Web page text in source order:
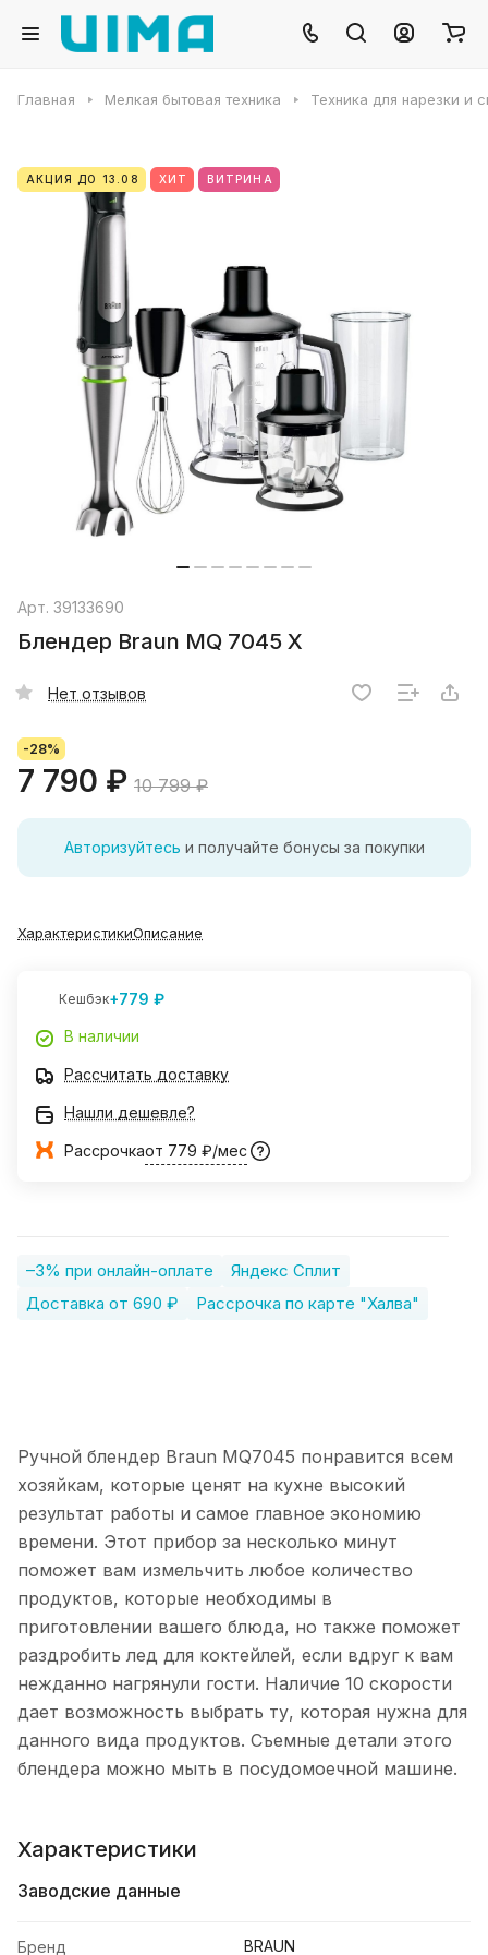
Главная Мелкая бытовая техника Техника для нарезки и
АКЦИЯ ДО 13.08 ХИТ ВИТРИНА
Арт. 39133690
Блендер Braun MQ 7045 X
Нет отзывов
-28%
7 790 ₽ 10 799 ₽
Авторизуйтесь и получайте бонусы за покупки
ХарактеристикиОписание
Кешбэк+779 ₽
В наличии
Рассчитать доставку
Нашли дешевле?
Рассрочкаот 779 ₽/мес
–3% при онлайн-оплате
Яндекс Сплит
Доставка от 690 ₽
Рассрочка по карте "Халва"
Ручной блендер Braun MQ7045 понравится всем
хозяйкам, которые ценят на кухне высокий
результат работы и самое главное экономию
времени. Этот прибор за несколько минут
поможет вам измельчить любое количество
продуктов, которые необходимы в
приготовлении вашего блюда, но также поможет
раздробить лед для коктейлей, если вдруг к вам
нежданно нагрянули гости. Наличие 10 скорости
дает возможность выбрать ту, которая нужна для
данного вида продуктов. Съемные детали этого
блендера можно мыть в посудомоечной машине.
Характеристики
Заводские данные
Бренд BRAUN